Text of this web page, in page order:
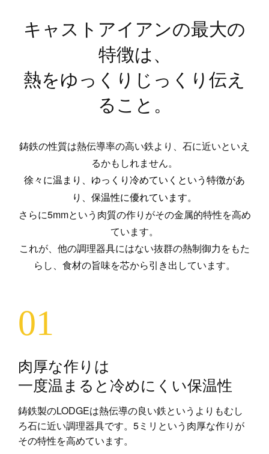
キャストアイアンの最大の
特徴は、
熱をゆっくりじっくり伝え
ること。
鋳鉄の性質は熱伝導率の高い鉄より、石に近いといえ
るかもしれません。
徐々に温まり、ゆっくり冷めていくという特徴があ
り、保温性に優れています。
さらに5mmという肉質の作りがその金属的特性を高め
ています。
これが、他の調理器具にはない抜群の熱制御力をもた
らし、食材の旨味を芯から引き出しています。
01
肉厚な作りは
一度温まると冷めにくい保温性
鋳鉄製のLODGEは熱伝導の良い鉄というよりもむし
ろ石に近い調理器具です。5ミリという肉厚な作りが
その特性を高めています。